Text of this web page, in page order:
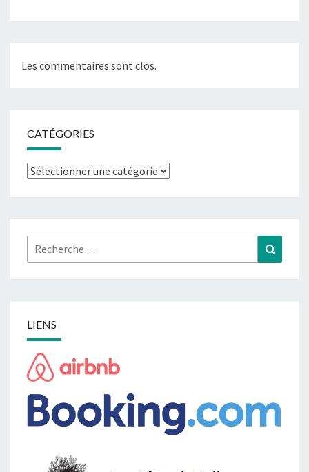
Les commentaires sont clos.
CATÉGORIES
Catégories
Rechercher :
LIENS